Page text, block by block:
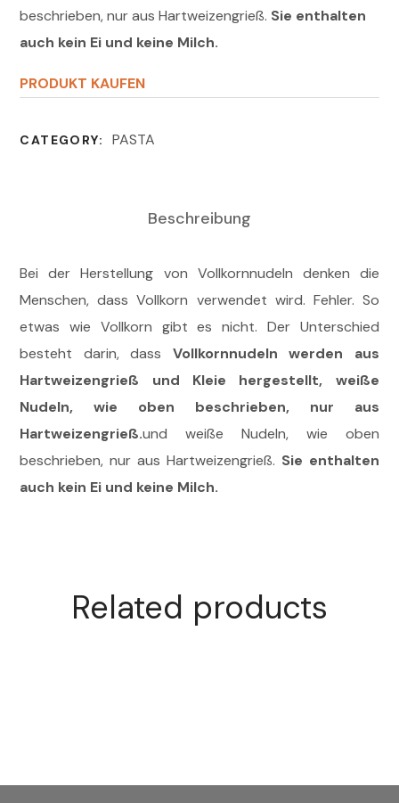
beschrieben, nur aus Hartweizengrieß. Sie enthalten
auch kein Ei und keine Milch.
PRODUKT KAUFEN
CATEGORY: PASTA
Beschreibung
Bei der Herstellung von Vollkornnudeln denken die
Menschen, dass Vollkorn verwendet wird. Fehler. So
etwas wie Vollkorn gibt es nicht. Der Unterschied
besteht darin, dass Vollkornnudeln werden aus
Hartweizengrieß und Kleie hergestellt, weiße
Nudeln, wie oben beschrieben, nur aus
Hartweizengrieß.und weiße Nudeln, wie oben
beschrieben, nur aus Hartweizengrieß. Sie enthalten
auch kein Ei und keine Milch.
Related products